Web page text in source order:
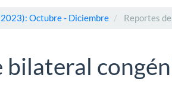
Octubre - Diciembre Reportes
bilateral